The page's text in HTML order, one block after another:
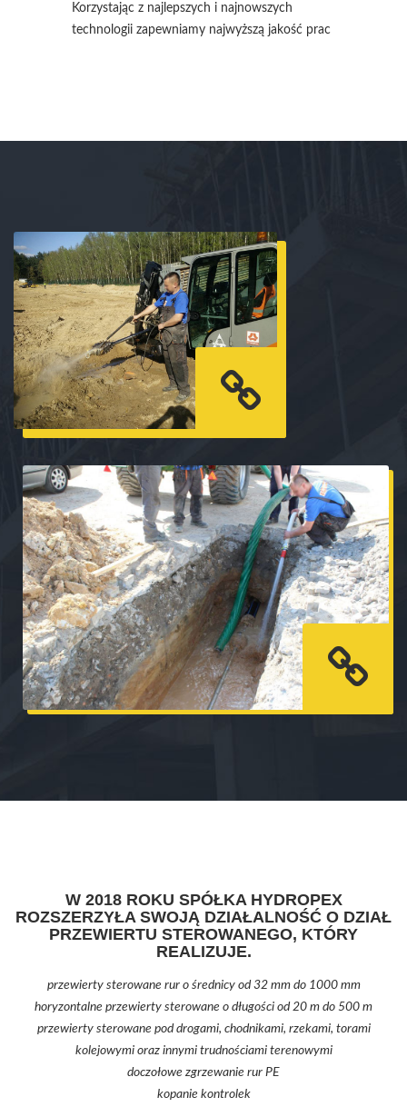
Korzystając z najlepszych i najnowszych
technologii zapewniamy najwyższą jakość prac
W 2018 ROKU SPÓŁKA HYDROPEX
ROZSZERZYŁA SWOJĄ DZIAŁALNOŚĆ O DZIAŁ
PRZEWIERTU STEROWANEGO, KTÓRY
REALIZUJE.
przewierty sterowane rur o średnicy od 32 mm do 1000 mm
horyzontalne przewierty sterowane o długości od 20 m do 500 m
przewierty sterowane pod drogami, chodnikami, rzekami, torami
kolejowymi oraz innymi trudnościami terenowymi
doczołowe zgrzewanie rur PE
kopanie kontrolek